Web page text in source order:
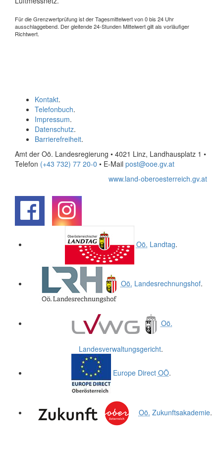
Für die Grenzwertprüfung ist der Tagesmittelwert von 0 bis 24 Uhr
ausschlaggebend. Der gleitende 24-Stunden Mittelwert gilt als vorläufiger
Richtwert.
Kontakt.
Telefonbuch.
Impressum.
Datenschutz.
Barrierefreiheit.
Amt der Oö. Landesregierung • 4021 Linz, Landhausplatz 1 •
Telefon (+43 732) 77 20-0 • E-Mail post@ooe.gv.at
www.land-oberoesterreich.gv.at
Oö. Landtag.
Oö. Landesrechnungshof.
Oö.
Landesverwaltungsgericht.
Europe Direct OÖ.
Oö. Zukunftsakademie.